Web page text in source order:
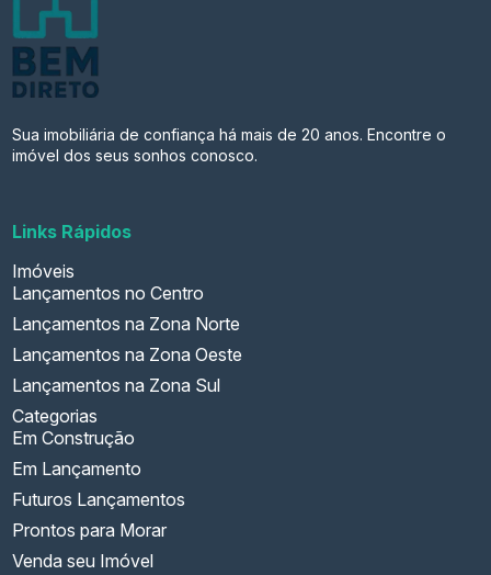
Sua imobiliária de confiança há mais de 20 anos. Encontre o
imóvel dos seus sonhos conosco.
Links Rápidos
Imóveis
Lançamentos no Centro
Lançamentos na Zona Norte
Lançamentos na Zona Oeste
Lançamentos na Zona Sul
Categorias
Em Construção
Em Lançamento
Futuros Lançamentos
Prontos para Morar
Venda seu Imóvel